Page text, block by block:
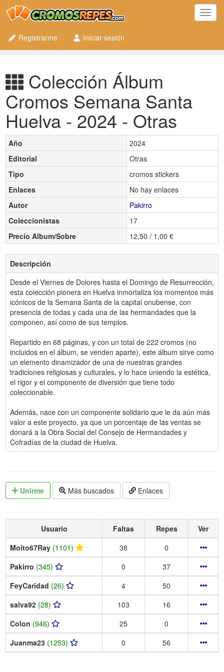
Registrarme
Iniciar sesión
Colección Álbum
Cromos Semana Santa
Huelva - 2024 - Otras
Año
2024
Editorial
Otras
Tipo
cromos stickers
Enlaces
No hay enlaces
Autor
Pakirro
Coleccionistas
17
Precio Album/Sobre
12,50 / 1,00 €
Descripción
Desde el Viernes de Dolores hasta el Domingo de Resurrección,
esta colección pionera en Huelva inmortaliza los momentos más
icónicos de la Semana Santa de la capital onubense, con
presencia de todas y cada una de las hermandades que la
componen, así como de sus templos.
Repartido en 68 páginas, y con un total de 222 cromos (no
incluidos en el álbum, se venden aparte), este álbum sirve como
un elemento dinamizador de una de nuestras grandes
tradiciones religiosas y culturales, y lo hace uniendo la estética,
el rigor y el componente de diversión que tiene todo
coleccionable.
Además, nace con un componente solidario que le da aún más
valor a este proyecto, ya que un porcentaje de las ventas se
donará a la Obra Social del Consejo de Hermandades y
Cofradías de la ciudad de Huelva.
Unirme Más buscados Enlaces
Usuario Faltas Repes
Ver
Moito67Ray (1101) 38
0
Pakirro (345) 0
37
FeyCaridad (26) 4
50
salva92 (28) 103
16
Colon (946) 25
0
Juanma23 (1253) 0 56